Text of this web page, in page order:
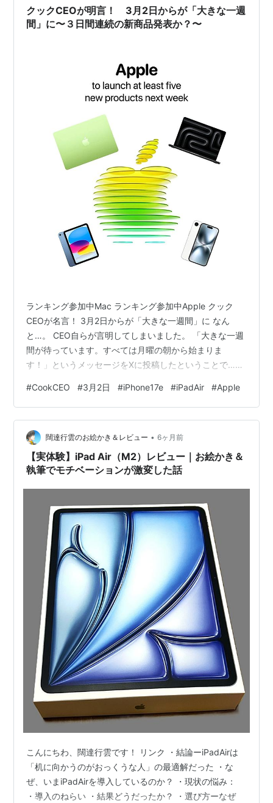
得てきたという前提があります。 もちろん、本業と言え
るほどの規模では…
クックCEOが明言！ 3月2日からが「大きな一週
間」に〜３日間連続の新商品発表か？〜
ランキング参加中Mac ランキング参加中Apple クック
CEOが名言！ 3月2日からが「大きな一週間」に なん
と…。 CEO自らが言明してしまいました。 「大きな一週
間が待っています。すべては月曜の朝から始まりま
す！」というメッセージをXに投稿したということで…。
刻から春のお楽しみが始まるようです。 しかも…。 「大
きな一週間」という言い方をしていることから、１日こ
っきりの発表ではなく、「連日の…」という表現がふさ
わしいことは明らかですね。 リンク ３日間連続の新商品
発表か？ この「連日の」という製品発表の仕方に関して
は、ここ最近噂さ…
#CookCEO #3月2日 #iPhone17e #iPadAir #Apple
闊達行雲のお絵かき＆レビュー • 6ヶ月前
【実体験】iPad Air（M2）レビュー｜お絵かき＆
執筆でモチベーションが激変した話
こんにちわ、闊達行雲です！ リンク ・結論ーiPadAirは
「机に向かうのがおっくうな人」の最適解だった ・な
ぜ、いまiPadAirを導入しているのか？ ・現状の悩み：
・導入のねらい ・結果どうだったか？ ・選び方ーなぜ